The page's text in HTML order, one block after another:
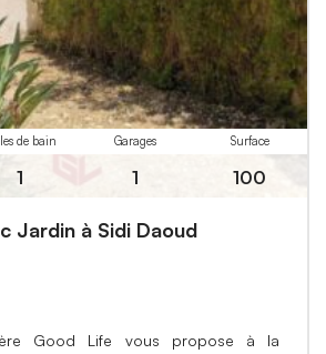
de bain
1
Garages
1
Surface
100
Jardin à Sidi Daoud
Good Life vous propose à la